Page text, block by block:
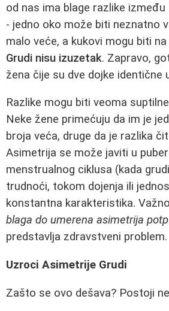
od nas ima blage razlike
- jedno oko može biti neznatno
malo veće, a kukovi mogu biti
Grudi nisu izuzetak. Zapravo,
žena čije su dve dojke identične
Razlike mogu biti veoma
Neke žene primećuju da im je
broja veća, druge da je razlika
Asimetrija se može javiti u
menstrualnog ciklusa (kada
trudnoći, tokom dojenja ili
konstantna karakteristika.
blaga do umerena asimetrija
predstavlja zdravstveni problem.
Uzroci Asimetrije Grudi
Zašto se ovo dešava? Postoji